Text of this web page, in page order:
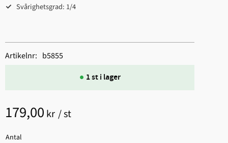
Svårighetsgrad: 1/4
179,00 kr /st
Antal
1 st i lager
Artikelnr b5855